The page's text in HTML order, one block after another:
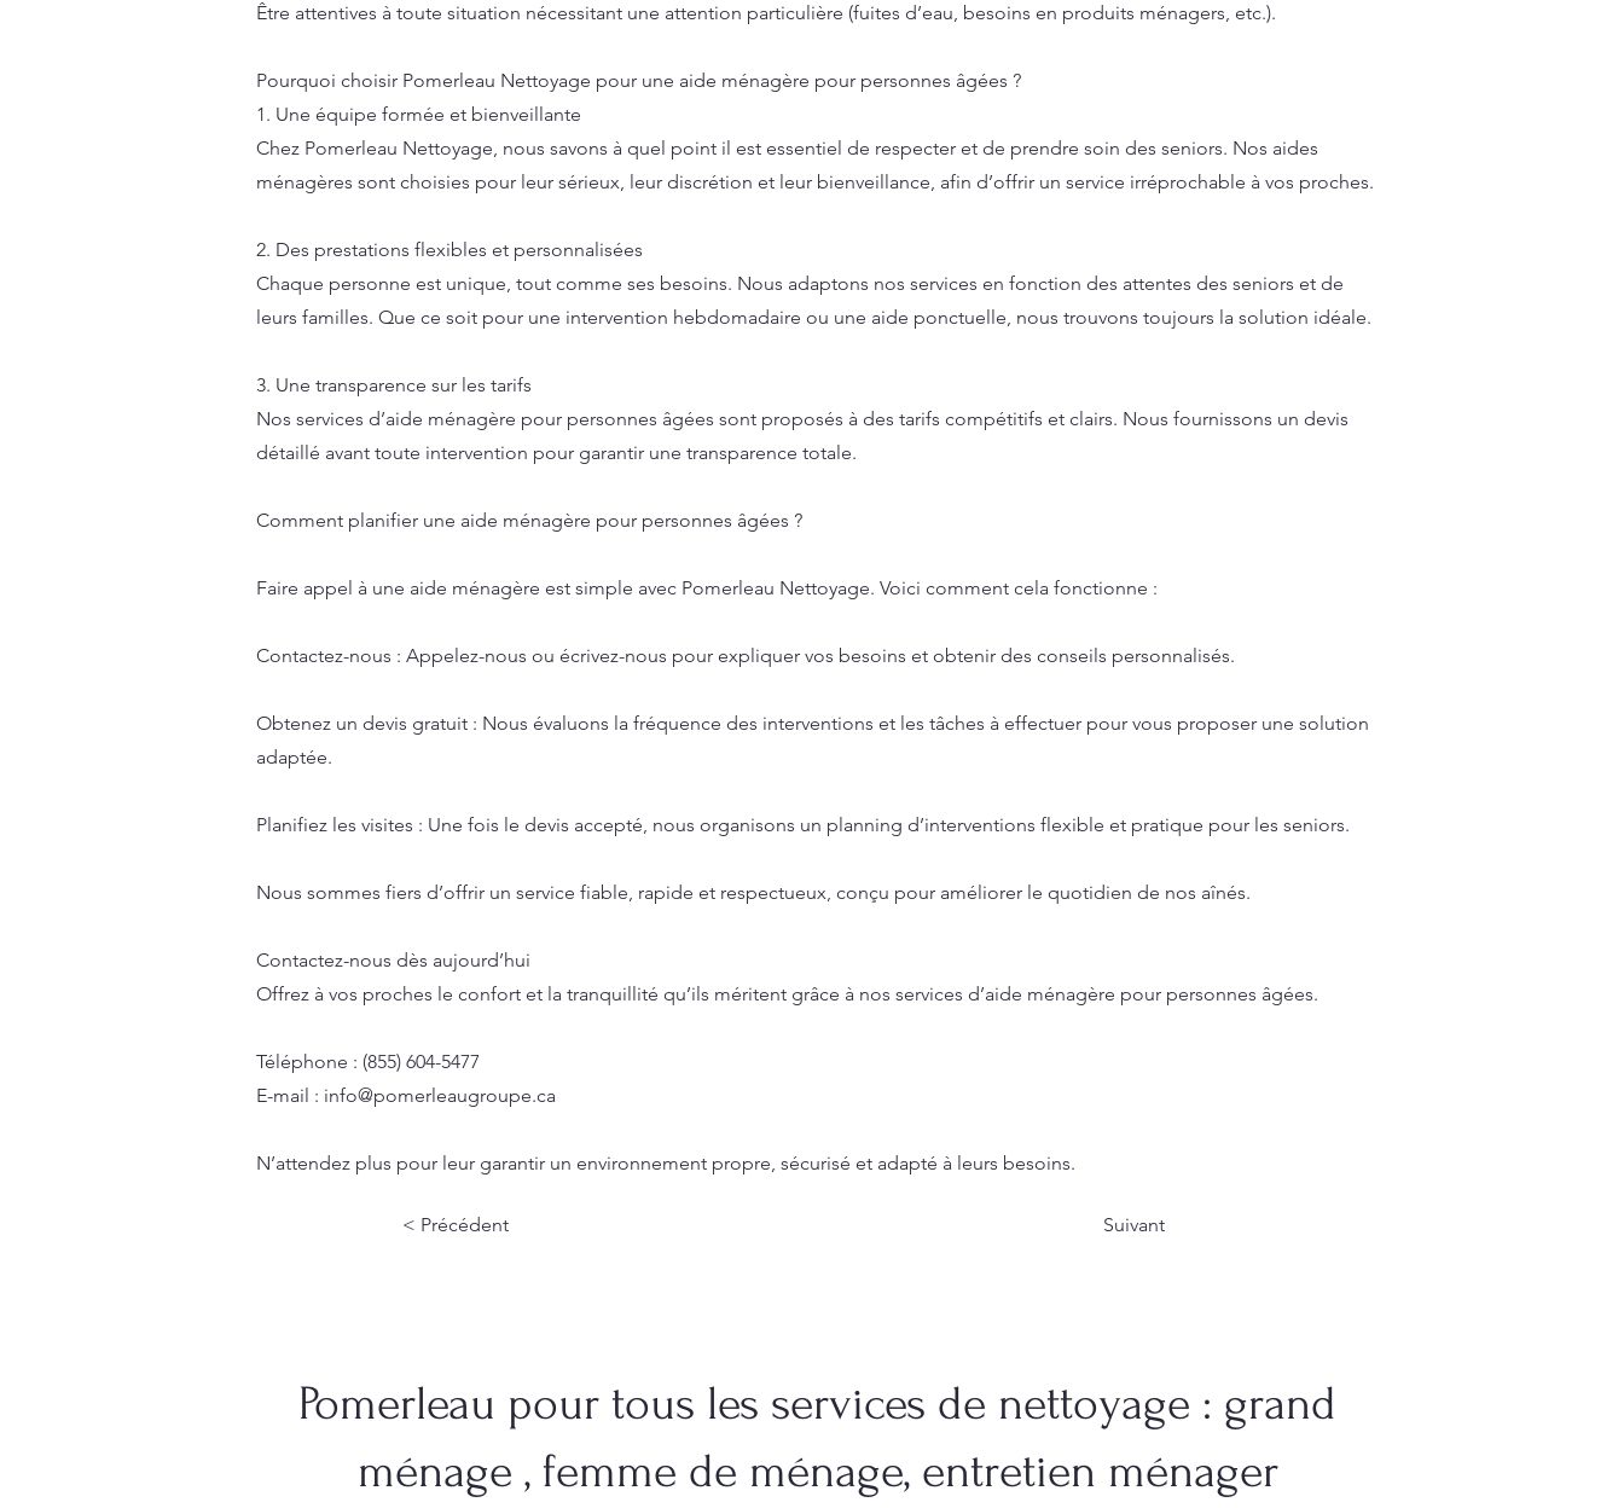
Être attentives à toute situation nécessitant une attention particulière (fuites d’eau, besoins en produits ménagers, etc.).
Pourquoi choisir Pomerleau Nettoyage pour une aide ménagère pour personnes âgées ?
1. Une équipe formée et bienveillante
Chez Pomerleau Nettoyage, nous savons à quel point il est essentiel de respecter et de prendre soin des seniors. Nos aides
ménagères sont choisies pour leur sérieux, leur discrétion et leur bienveillance, afin d’offrir un service irréprochable à vos proches.
2. Des prestations flexibles et personnalisées
Chaque personne est unique, tout comme ses besoins. Nous adaptons nos services en fonction des attentes des seniors et de
leurs familles. Que ce soit pour une intervention hebdomadaire ou une aide ponctuelle, nous trouvons toujours la solution idéale.
3. Une transparence sur les tarifs
Nos services d’aide ménagère pour personnes âgées sont proposés à des tarifs compétitifs et clairs. Nous fournissons un devis
détaillé avant toute intervention pour garantir une transparence totale.
Comment planifier une aide ménagère pour personnes âgées ?
Faire appel à une aide ménagère est simple avec Pomerleau Nettoyage. Voici comment cela fonctionne :
Contactez-nous : Appelez-nous ou écrivez-nous pour expliquer vos besoins et obtenir des conseils personnalisés.
Obtenez un devis gratuit : Nous évaluons la fréquence des interventions et les tâches à effectuer pour vous proposer une solution
adaptée.
Planifiez les visites : Une fois le devis accepté, nous organisons un planning d’interventions flexible et pratique pour les seniors.
Nous sommes fiers d’offrir un service fiable, rapide et respectueux, conçu pour améliorer le quotidien de nos aînés.
Contactez-nous dès aujourd’hui
Offrez à vos proches le confort et la tranquillité qu’ils méritent grâce à nos services d’aide ménagère pour personnes âgées.
Téléphone : (855) 604-5477
E-mail : info@pomerleaugroupe.ca
N’attendez plus pour leur garantir un environnement propre, sécurisé et adapté à leurs besoins.
< Précédent Suivant
Pomerleau pour tous les services de nettoyage : grand
ménage , femme de ménage, entretien ménager